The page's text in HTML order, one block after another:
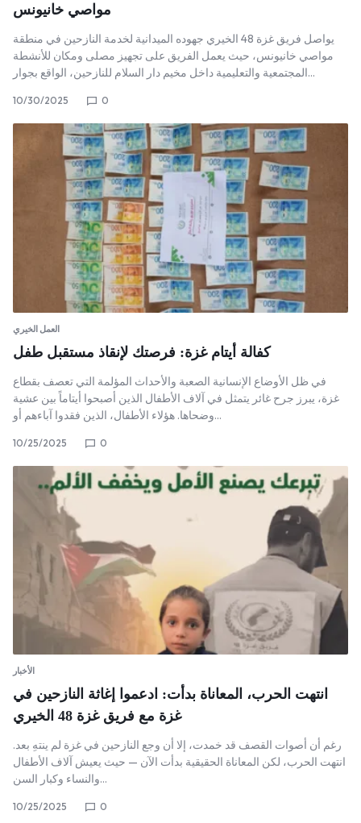
مواصي خانيونس
يواصل فريق غزة 48 الخيري جهوده الميدانية لخدمة النازحين في منطقة
مواصي خانيونس، حيث يعمل الفريق على تجهيز مصلى ومكان للأنشطة
المجتمعية والتعليمية داخل مخيم دار السلام للنازحين، الواقع بجوار…
10/30/2025 0
العمل الخيري
كفالة أيتام غزة: فرصتك لإنقاذ مستقبل طفل
في ظل الأوضاع الإنسانية الصعبة والأحداث المؤلمة التي تعصف بقطاع
غزة، يبرز جرح غائر يتمثل في آلاف الأطفال الذين أصبحوا أيتاماً بين عشية
وضحاها. هؤلاء الأطفال، الذين فقدوا آباءهم أو…
10/25/2025 0
الأخبار
انتهت الحرب، المعاناة بدأت: ادعموا إغاثة النازحين في
غزة مع فريق غزة 48 الخيري
رغم أن أصوات القصف قد خمدت، إلا أن وجع النازحين في غزة لم ينتهِ بعد.
انتهت الحرب، لكن المعاناة الحقيقية بدأت الآن — حيث يعيش آلاف الأطفال
والنساء وكبار السن…
10/25/2025 0